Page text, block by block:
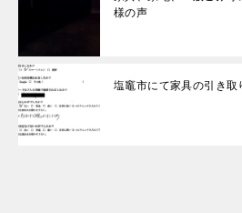
様の声
塩竈市にて家具の引き